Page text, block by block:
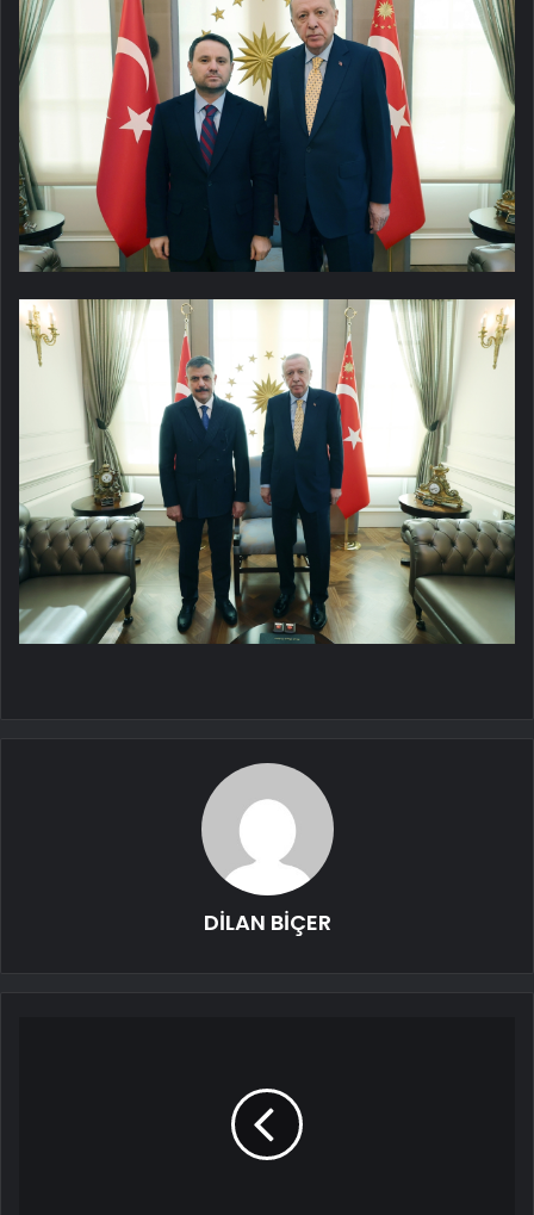
DİLAN BİÇER